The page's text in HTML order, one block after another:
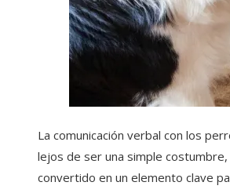
La comunicación verbal con los
lejos de ser una simple costumbre,
convertido en un elemento clave